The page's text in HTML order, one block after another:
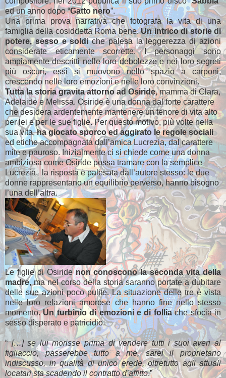
ed un anno dopo “Gatto nero”.
Una prima prova narrativa che fotografa la vita di una
famiglia della cosiddetta Roma bene.Un intrico di storie di
potere, sesso e soldiche palesa la leggerezza di azioni
considerate eticamente scorrette. I personaggi sono
ampiamente descritti nelle loro debolezze e nei loro segreti
più oscuri, essi si muovono nello spazio a carponi,
crescendo nelle loro emozioni e nelle loro convinzioni.
Tutta la storia gravita attorno ad Osiride, mamma di Clara,
Adelaide e Melissa. Osiride è una donna dal forte carattere
che desidera ardentemente mantenere un tenore di vita alto
per lei e per le sue figlie. Per questo motivo, più volte nella
sua vita,ha giocato sporco ed aggirato le regole sociali
ed etiche accompagnata dall’amica Lucrezia, dal carattere
mite e pauroso. Inizialmente ci si chiede come una donna
ambiziosa come Osiride possa tramare con la semplice
Lucrezia,
la risposta è palesata dall’autore stesso: le due
donne rappresentano un equilibrio perverso, hanno bisogno
l’una dell’altra.
Le figlie di Osiridenon conoscono la seconda vita della
madre, ma nel corso della storia saranno portate a dubitare
delle sue azioni poco pulite. La situazione delle tre è vista
nelle loro relazioni amorose che hanno fine nello stesso
momento.Un turbinio di emozioni e di folliache sfocia in
sesso disperato e patricidio.
“[…] se lui morisse prima di vendere tutti i suoi averi al
figliaccio, passerebbe tutto a me, sarei il proprietario
indiscusso, in qualità di unico erede, oltretutto agli attuali
locatari sta scadendo il contratto d’affitto.”